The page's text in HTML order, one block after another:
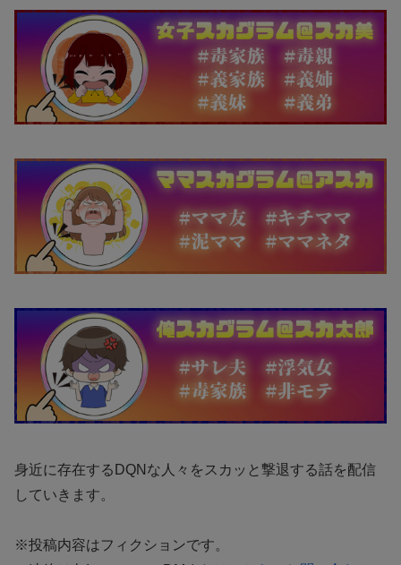
身近に存在するDQNな人々をスカッと撃退する話を配信
していきます。
※投稿内容はフィクションです。